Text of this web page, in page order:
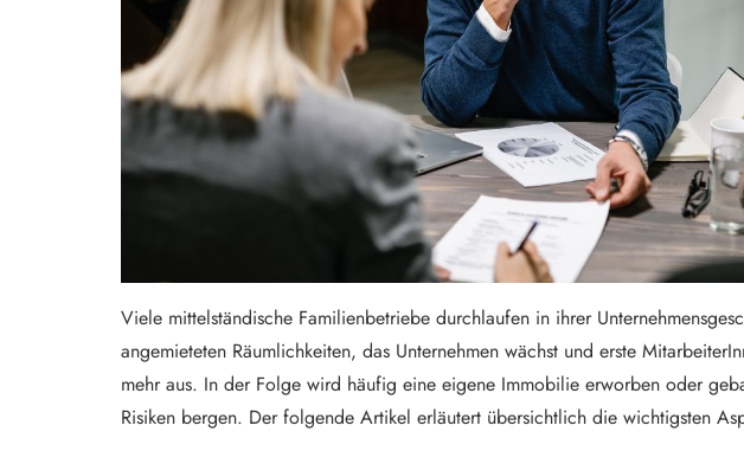
Viele mittelständische Familienbetriebe durchlaufen in ihrer
angemieteten Räumlichkeiten, das Unternehmen wächst und erste
mehr aus. In der Folge wird häufig eine eigene Immobilie erworben oder
Risiken bergen. Der folgende Artikel erläutert übersichtlich die wichtigsten